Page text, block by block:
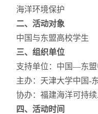
海洋环境保护
二、活动对象
中国与东盟高校学生
三、组织单位
支持单位：中国—东盟
主办：天津大学中国-东
协办：福建海洋可持续
四、活动时间